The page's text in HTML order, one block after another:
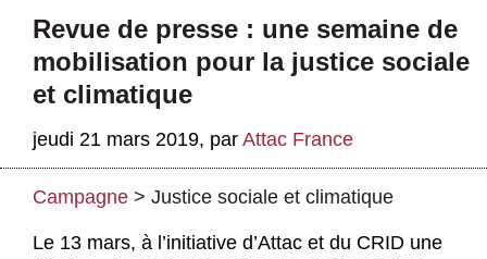
Nos idées
Se mobiliser
Publications
Revue de presse : une semaine de
mobilisation pour la justice sociale
et climatique
jeudi 21 mars 2019, par Attac France
Campagne > Justice sociale et climatique
Le 13 mars, à l’initiative d’Attac et du CRID une